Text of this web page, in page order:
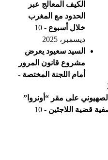
الكيف المعالج عبر
الحدود مع المغرب
خلال أسبوع
- 10
ديسمبر، 2025
السيد سعيود يعرض
مشروع قانون المرور
أمام اللجنة المختصة -
الصهيوني على مقر “أونروا”
قضية اللاجئين
- 10